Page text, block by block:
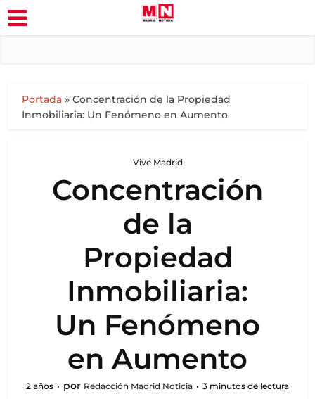
Portada »Concentración de la Propiedad
Inmobiliaria: Un Fenómeno en Aumento
Vive Madrid
Concentración
de la
Propiedad
Inmobiliaria:
Un Fenómeno
en Aumento
2 años por Redacción Madrid Noticia 3 minutos de lectura